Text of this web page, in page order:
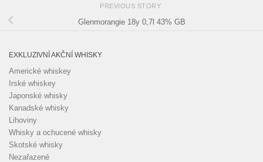
PREVIOUS STORY
Glenmorangie 18y 0,7l 43% GB
EXKLUZIVNÍ AKČNÍ WHISKY
Americké whiskey
Irské whiskey
Japonské whisky
Kanadské whisky
Lihoviny
Whisky a ochucené whisky
Skotské whisky
Nezařazené